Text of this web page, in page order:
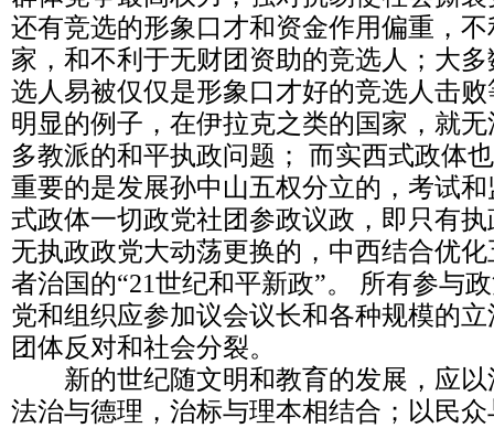
还有竞选的形象口才和资金作用偏重，
家，和不利于无财团资助的竞选人；大
选人易被仅仅是形象口才好的竞选人击
明显的例子，在伊拉克之类的国家，就
多教派的和平执政问题； 而实西式政体
重要的是发展孙中山五权分立的，考试
式政体一切政党社团参政议政，即只有
无执政政党大动荡更换的，中西结合优
者治国的“21世纪和平新政”。 所有参与
党和组织应参加议会议长和各种规模的
团体反对和社会分裂。
新的世纪随文明和教育的发展，应以
法治与德理，治标与理本相结合；以民